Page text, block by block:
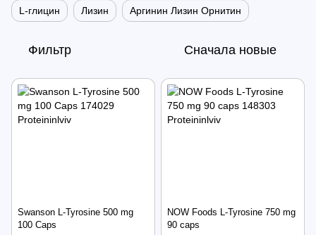
L-глицин Лизин Аргинин Лизин Орнитин
Фильтр Сначала новые
Swanson L-Tyrosine 500 mg
100 Caps
NOW Foods L-Tyrosine 750 mg
90 сaps